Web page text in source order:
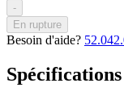
-
En rupture
Besoin d'aide?
Spécifications